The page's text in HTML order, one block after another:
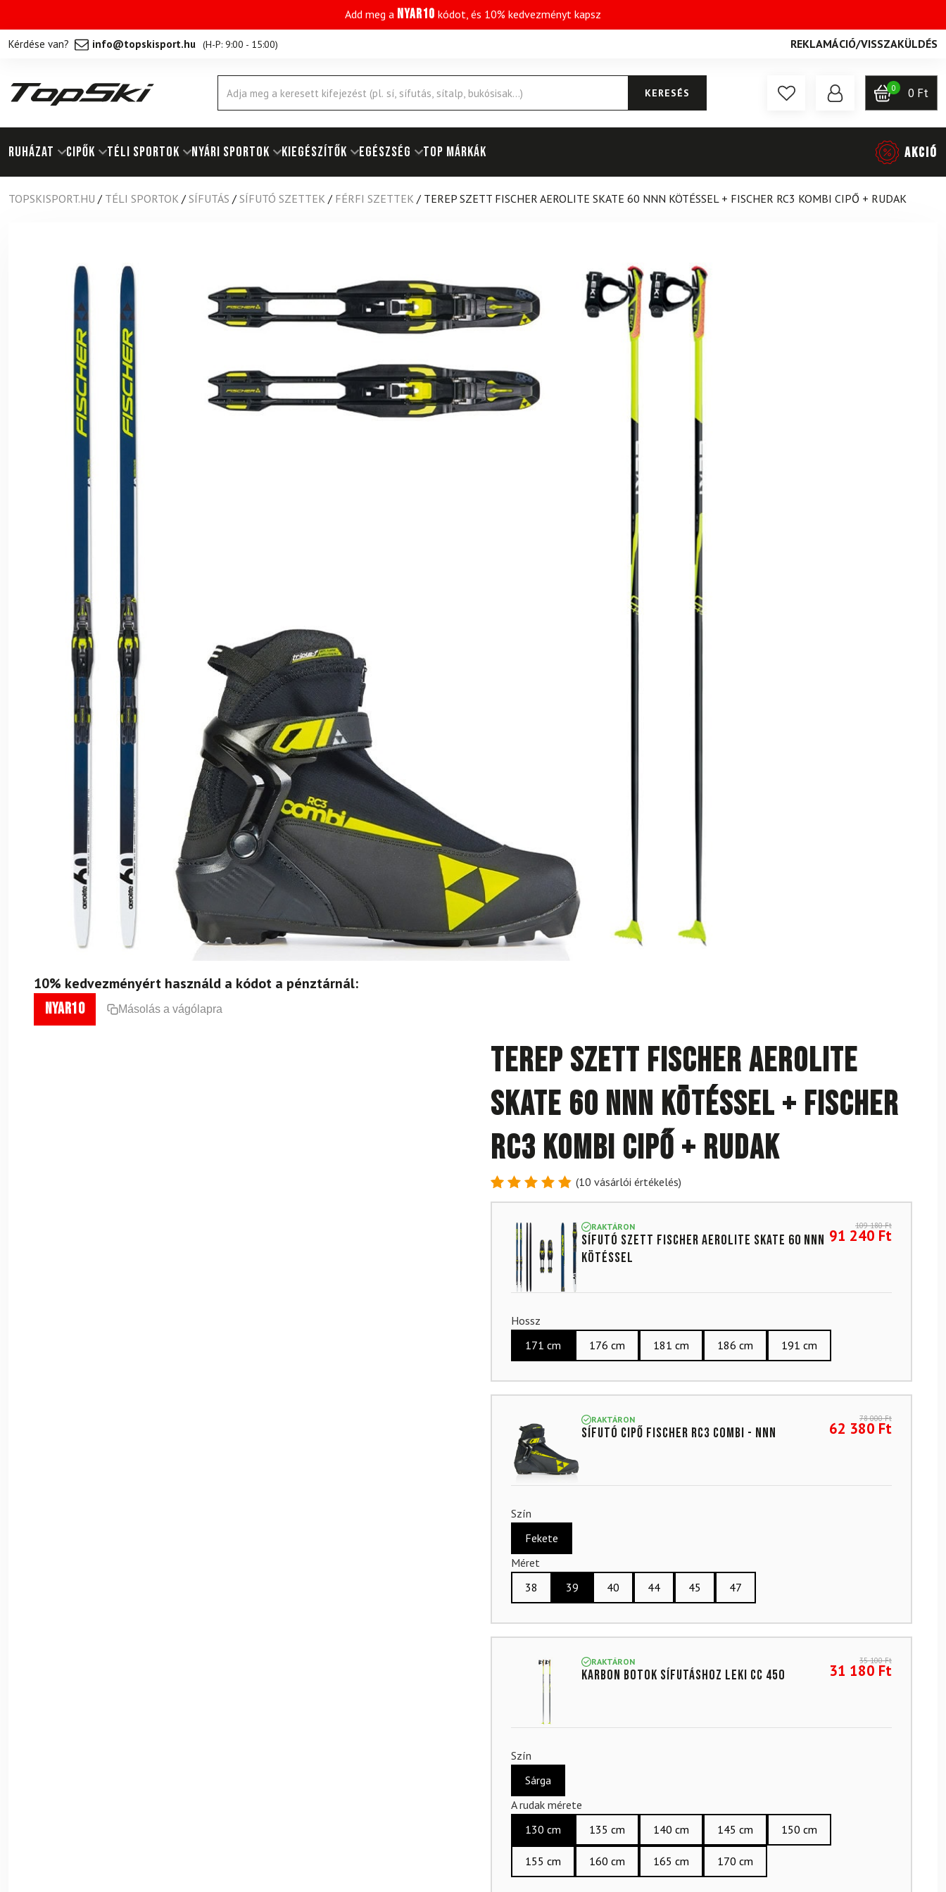
Add meg a NYAR10 kódot, és 10% kedvezményt kapsz
Kérdése van? info@topskisport.hu (H-P: 9:00 - 15:00) REKLAMÁCIÓ/VISSZAKÜLDÉS
Products
search
KERESÉS 0 0 Ft
RUHÁZAT Cipők TÉLI SPORTOK NYÁRI SPORTOK KIEGÉSZÍTŐK EGÉSZSÉG Top márkák AKCIÓ
TOPSKISPORT.HU / TÉLI SPORTOK / SÍFUTÁS / SÍFUTÓ SZETTEK / FÉRFI SZETTEK / TEREP SZETT FISCHER AEROLITE SKATE 60 NNN KÖTÉSSEL + FISCHER RC3 KOMBI CIPŐ + RUDAK
10% kedvezményért használd a kódot a pénztárnál:
nyar10 Másolás a vágólapra
Terep szett FISCHER Aerolite
Skate 60 NNN kötéssel + FISCHER
RC3 kombi cipő + rudak
Értékelés
5-ből,
10
értékelés
alapján
(10 vásárlói értékelés)
RAKTÁRON
Sífutó szett FISCHER Aerolite Skate 60 NNN
kötéssel
109 180Ft
91 240 Ft
Hossz
171 cm
176 cm 181 cm 186 cm 191 cm
RAKTÁRON
Sífutó cipő FISCHER RC3 Combi - NNN
78 000Ft
62 380 Ft
Szín
Fekete
Méret
38
39 40 44 45 47
RAKTÁRON
Karbon botok sífutáshoz LEKI CC 450
35 100Ft
31 180 Ft
Szín
Sárga
A rudak mérete
130 cm
135 cm 140 cm 145 cm 150 cm
155 cm 160 cm 165 cm 170 cm